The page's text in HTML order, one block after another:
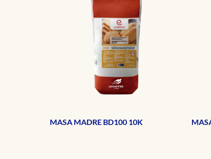
MASA MADRE BD100 10K